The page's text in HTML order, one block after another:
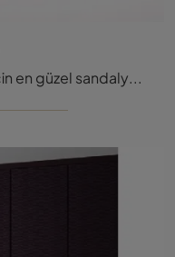
İşte size modern atmosferler için en güzel sandalyelerden birini, Tacchini'nin Masa sandalyesi.